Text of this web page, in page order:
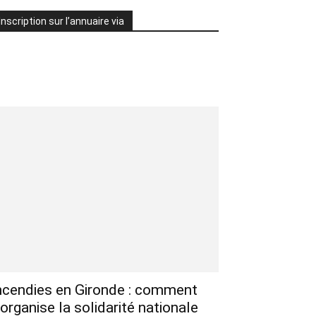
sur l’annuaire via
en Gironde : comment
la solidarité nationale